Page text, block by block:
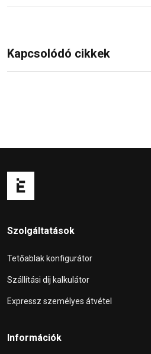
Kapcsolódó cikkek
Szolgáltatások
Tetőablak konfigurátor
Szállítási díj kalkulátor
Expressz személyes átvétel
Információk